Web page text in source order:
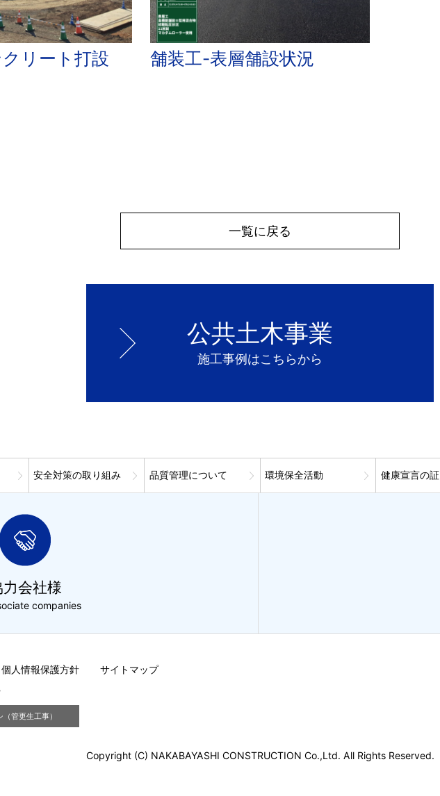
リート打設 舗装工-表層舗設状況
一覧に戻る
公共土木事業
施工事例はこちらから
安全対策の取り組み 品質管理について 環境保全活動 健康宣言の証
力会社様
companies
個人情報保護方針 サイトマップ
管更生工事）
Copyright (C) NAKABAYASHI CONSTRUCTION Co.,Ltd. All Rights Reserved.